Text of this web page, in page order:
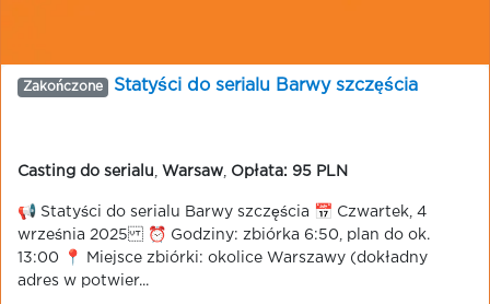
Zakończone Statyści do serialu Barwy szczęścia
Casting do serialu Warsaw Opłata: 95 PLN
📢 Statyści do serialu Barwy szczęścia 📅 Czwartek, 4
września 2025 ⏰ Godziny: zbiórka 6:50, plan do ok.
13:00 📍 Miejsce zbiórki: okolice Warszawy (dokładny
adres w potwier...